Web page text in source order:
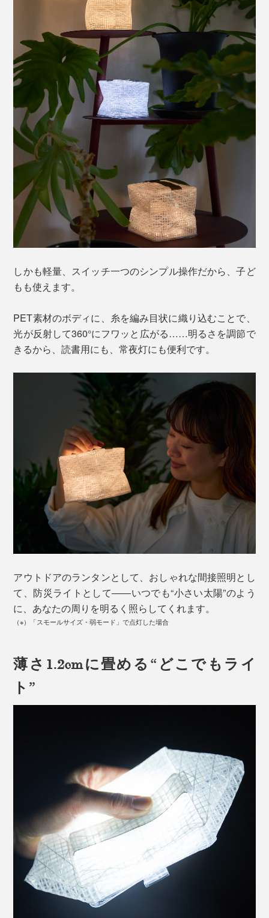
しかも軽量、スイッチ一つのシンプル操作だから、子ど
もも使えます。
PET素材のボディに、糸を編み目状に織り込むことで、
光が反射して360°にフワッと広がる……明るさを調節で
きるから、読書用にも、常夜灯にも便利です。
アウトドアのランタンとして、おしゃれな間接照明とし
て、防災ライトとして――いつでも“小さい太陽”のよう
に、あなたの周りを明るく照らしてくれます。
（※）「スモールサイズ・弱モード」で点灯した場合
薄さ1.2cmに畳める“どこでもライ
ト”